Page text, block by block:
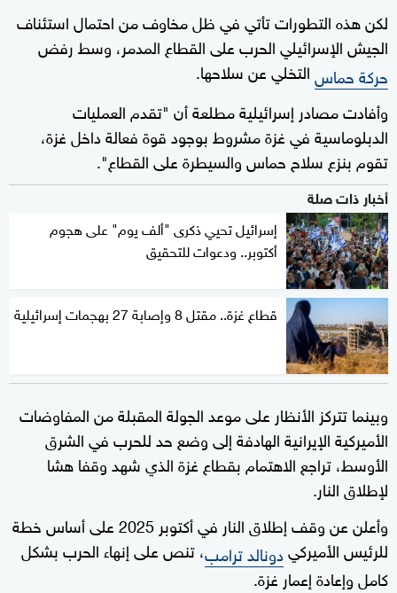
لكن هذه التطورات تأتي في ظل مخاوف من احتمال استئناف
الجيش الإسرائيلي الحرب على القطاع المدمر، وسط رفض
حركة حماسالتخلي عن سلاحها.
وأفادت مصادر إسرائيلية مطلعة أن "تقدم العمليات
الدبلوماسية في غزة مشروط بوجود قوة فعالة داخل غزة،
تقوم بنزع سلاح حماس والسيطرة على القطاع".
أخبار ذات صلة
إسرائيل تحيي ذكرى "ألف يوم" على هجوم
أكتوبر.. ودعوات للتحقيق
قطاع غزة.. مقتل 8 وإصابة 27 بهجمات إسرائيلية
وبينما تتركز الأنظار على موعد الجولة المقبلة من المفاوضات
الأميركية الإيرانية الهادفة إلى وضع حد للحرب في الشرق
الأوسط، تراجع الاهتمام بقطاع غزة الذي شهد وقفا هشا
لإطلاق النار.
وأعلن عن وقف إطلاق النار في أكتوبر 2025 على أساس خطة
للرئيس الأميركيدونالد ترامب، تنص على إنهاء الحرب بشكل
كامل وإعادة إعمار غزة.